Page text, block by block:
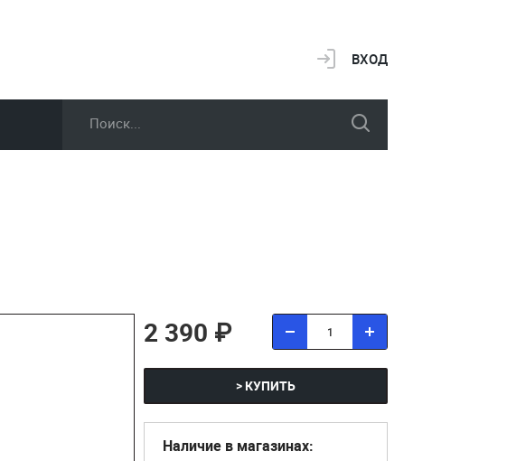
ВХОД
2 390 ₽
> КУПИТЬ
Наличие в магазинах: